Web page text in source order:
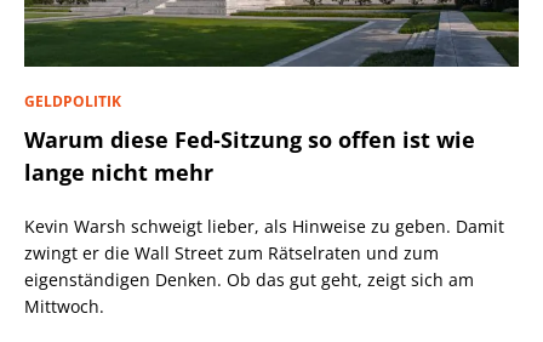
GELDPOLITIK
Warum diese Fed-Sitzung so offen ist wie
lange nicht mehr
Kevin Warsh schweigt lieber, als Hinweise zu geben. Damit
zwingt er die Wall Street zum Rätselraten und zum
eigenständigen Denken. Ob das gut geht, zeigt sich am
Mittwoch.